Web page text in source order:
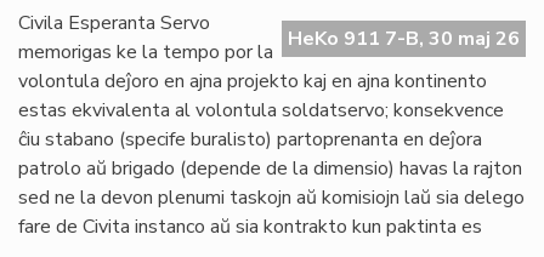
HeKo 911 7-B, 30 maj 26
Civila Esperanta Servo
memorigas ke la tempo por la
volontula deĵoro en ajna projekto kaj en ajna kontinento
estas ekvivalenta al volontula soldatservo; konsekvence
ĉiu stabano (specife buralisto) partoprenanta en deĵora
patrolo aŭ brigado (depende de la dimensio) havas la rajton
sed ne la devon plenumi taskojn aŭ komisiojn laŭ sia delego
fare de Civita instanco aŭ sia kontrakto kun paktinta es